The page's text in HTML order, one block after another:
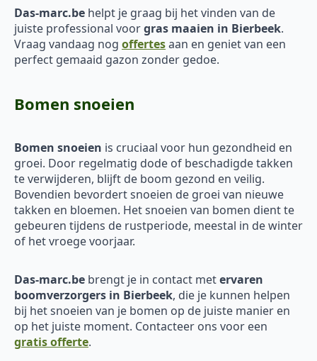
Das-marc.be helpt je graag bij het vinden van de
juiste professional voorgras maaien in Bierbeek.
Vraag vandaag nog offertesaan en geniet van een
perfect gemaaid gazon zonder gedoe.
Bomen snoeien
Bomen snoeien is cruciaal voor hun gezondheid en
groei. Door regelmatig dode of beschadigde takken
te verwijderen, blijft de boom gezond en veilig.
Bovendien bevordert snoeien de groei van nieuwe
takken en bloemen. Het snoeien van bomen dient te
gebeuren tijdens de rustperiode, meestal in de winter
of het vroege voorjaar.
Das-marc.be brengt je in contact metervaren
boomverzorgers in Bierbeek, die je kunnen helpen
bij het snoeien van je bomen op de juiste manier en
op het juiste moment. Contacteer ons voor een
gratis offerte.